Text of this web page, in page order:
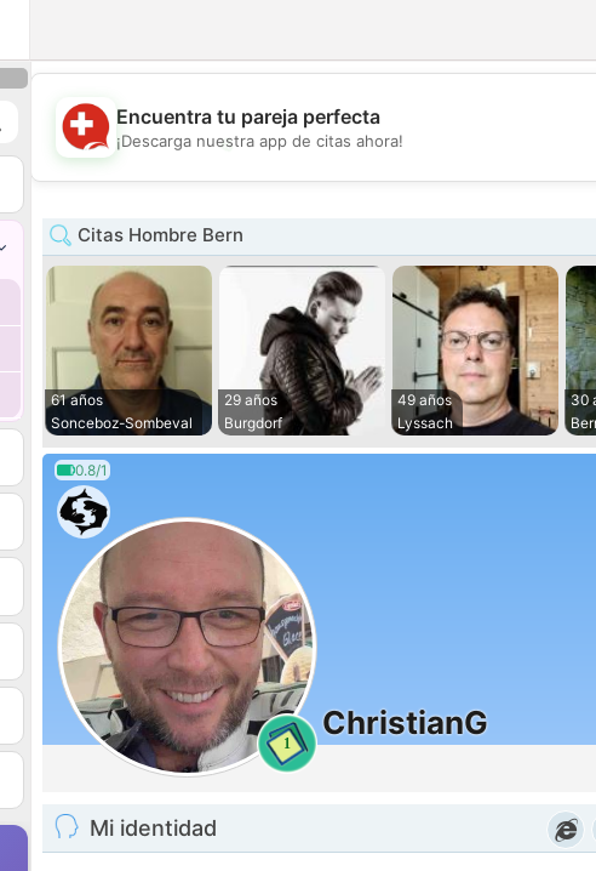
💖
💕
Encuentra tu pareja perfecta
¡Descarga nuestra app de citas ahora!
Citas Hombre Bern
61 años
Sonceboz-Sombeval
29 años
Burgdorf
49 años
Lyssach
30
0.8/1
1
ChristianG
Mi identidad